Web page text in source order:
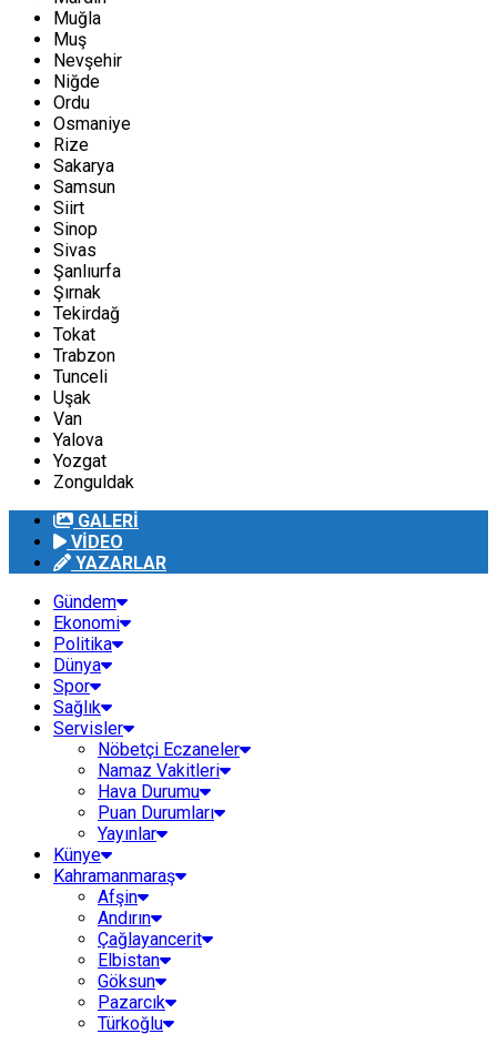
Muğla
Muş
Nevşehir
Niğde
Ordu
Osmaniye
Rize
Sakarya
Samsun
Siirt
Sinop
Sivas
Şanlıurfa
Şırnak
Tekirdağ
Tokat
Trabzon
Tunceli
Uşak
Van
Yalova
Yozgat
Zonguldak
GALERİ
VİDEO
YAZARLAR
Gündem
Ekonomi
Politika
Dünya
Spor
Sağlık
Servisler
Nöbetçi Eczaneler
Namaz Vakitleri
Hava Durumu
Puan Durumları
Yayınlar
Künye
Kahramanmaraş
Afşin
Andırın
Çağlayancerit
Elbistan
Göksun
Pazarcık
Türkoğlu